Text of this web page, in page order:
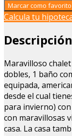
Marcar como favorito
Calcula tu
Descripción
Maravilloso
dobles, 1 baño
equipada,
desde el cual
para invierno)
con maravillosas
casa. La casa